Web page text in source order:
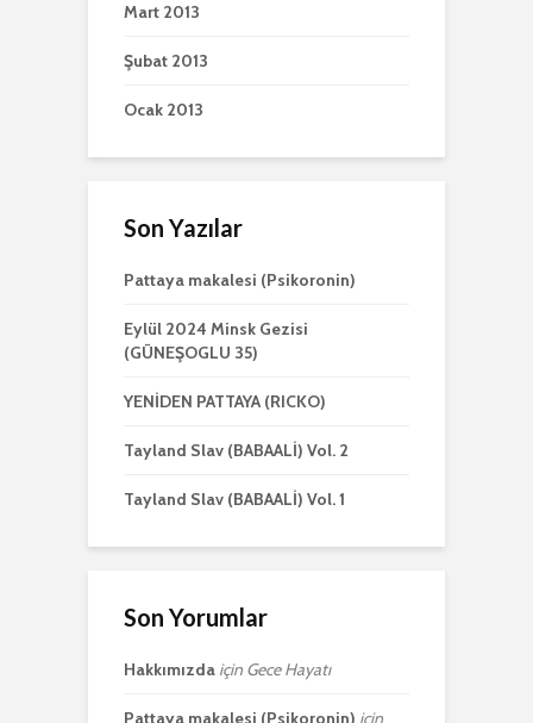
Mart 2013
Şubat 2013
Ocak 2013
Son Yazılar
Pattaya makalesi (Psikoronin)
Eylül 2024 Minsk Gezisi
(GÜNEŞOGLU 35)
YENİDEN PATTAYA (RICKO)
Tayland Slav (BABAALİ) Vol. 2
Tayland Slav (BABAALİ) Vol. 1
Son Yorumlar
Hakkımızda için Gece Hayatı
Pattaya makalesi (Psikoronin) için